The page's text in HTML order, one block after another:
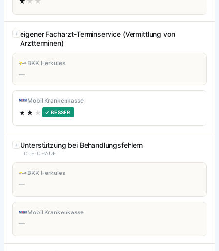
eigener Facharzt-Terminservice (Vermittlung von
Arztterminen)
BKK Herkules
—
Mobil Krankenkasse
★★ ★ ✓ BESSER
Unterstützung bei Behandlungsfehlern
GLEICHAUF
BKK Herkules
—
Mobil Krankenkasse
—